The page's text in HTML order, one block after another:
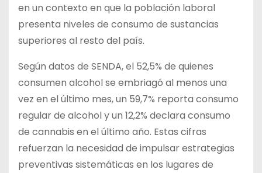
en un contexto en que la población laboral
presenta niveles de consumo de sustancias
superiores al resto del país.
Según datos de SENDA, el 52,5% de quienes
consumen alcohol se embriagó al menos una
vez en el último mes, un 59,7% reporta consumo
regular de alcohol y un 12,2% declara consumo
de cannabis en el último año. Estas cifras
refuerzan la necesidad de impulsar estrategias
preventivas sistemáticas en los lugares de